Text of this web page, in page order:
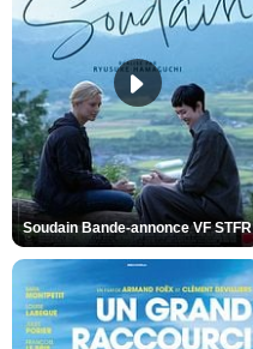
Soudain Bande-annonce VF STFR